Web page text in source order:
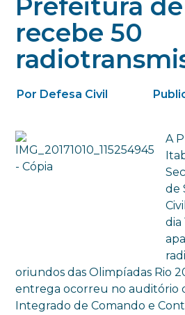
Prefeitura
recebe 50
Por Defesa Civil
A
de
dia
oriundos das Olimpíadas Rio
entrega ocorreu no auditório
Integrado de Comando e